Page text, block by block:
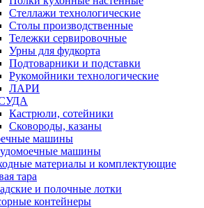
Стеллажи технологические
Столы производственные
Тележки сервировочные
Урны для фудкорта
Подтоварники и подставки
Рукомойники технологические
ЛАРИ
Кастрюли, сотейники
Сковороды, казаны
машины
машины
материалы и комплектующие
тара
и полочные лотки
контейнеры